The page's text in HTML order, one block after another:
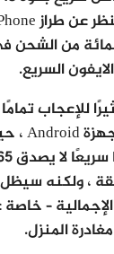
السريع.
للإعجاب
15 دقيقة ،
– خاصة
المنزل.